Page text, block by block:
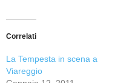
Correlati
La Tempesta in scena a
Viareggio